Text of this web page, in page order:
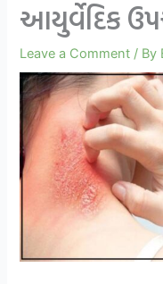
આયુર્વેદિક
Leave a Comment / By